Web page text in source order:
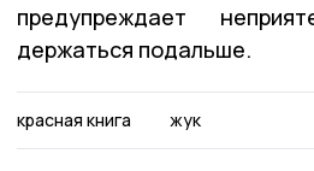
предупреждает
держаться подальше.
красная книга жук